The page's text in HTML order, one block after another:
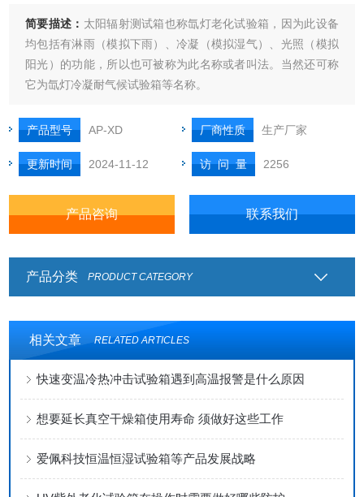
简要描述： 太阳辐射测试箱也称氙灯老化试验箱，因为此设备
均包括有淋雨（模拟下雨）、冷凝（模拟湿气）、光照（模拟
阳光）的功能，所以也可被称为此名称或者叫法。当然还可称
它为氙灯冷凝耐气候试验箱等名称。
产品型号 AP-XD 厂商性质 生产厂家
更新时间 2024-11-12 访 问 量 2256
产品咨询 联系我们
产品分类 PRODUCT CATEGORY
相关文章 RELATED ARTICLES
快速变温冷热冲击试验箱遇到高温报警是什么原因
想要延长真空干燥箱使用寿命 须做好这些工作
爱佩科技恒温恒湿试验箱等产品发展战略